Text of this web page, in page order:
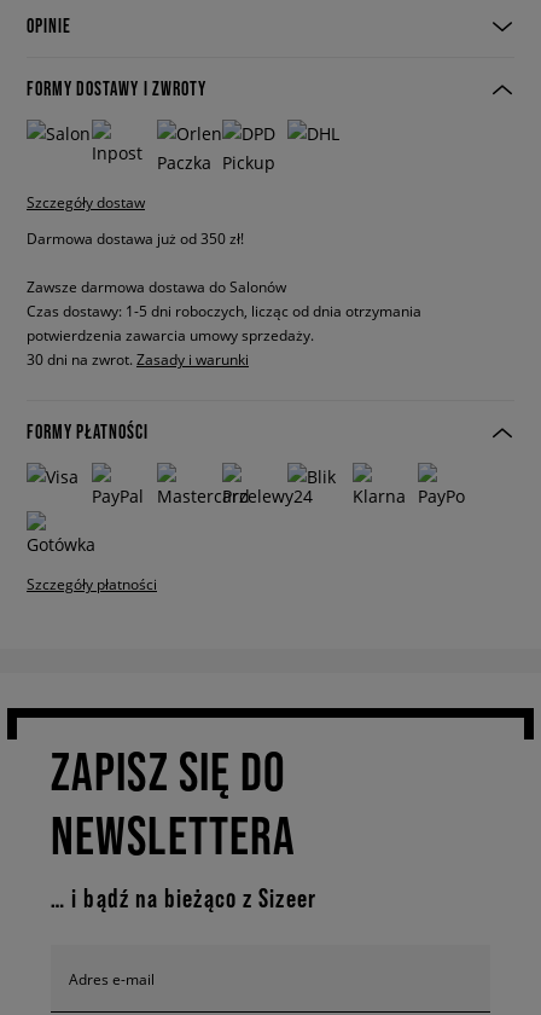
OPINIE
FORMY DOSTAWY I ZWROTY
Szczegóły dostaw
Darmowa dostawa już od 350 zł!
Zawsze darmowa dostawa do Salonów
Czas dostawy: 1-5 dni roboczych, licząc od dnia otrzymania
potwierdzenia zawarcia umowy sprzedaży.
30 dni na zwrot. Zasady i warunki
FORMY PŁATNOŚCI
Szczegóły płatności
ZAPISZ SIĘ DO
NEWSLETTERA
… i bądź na bieżąco z Sizeer
Adres e-mail